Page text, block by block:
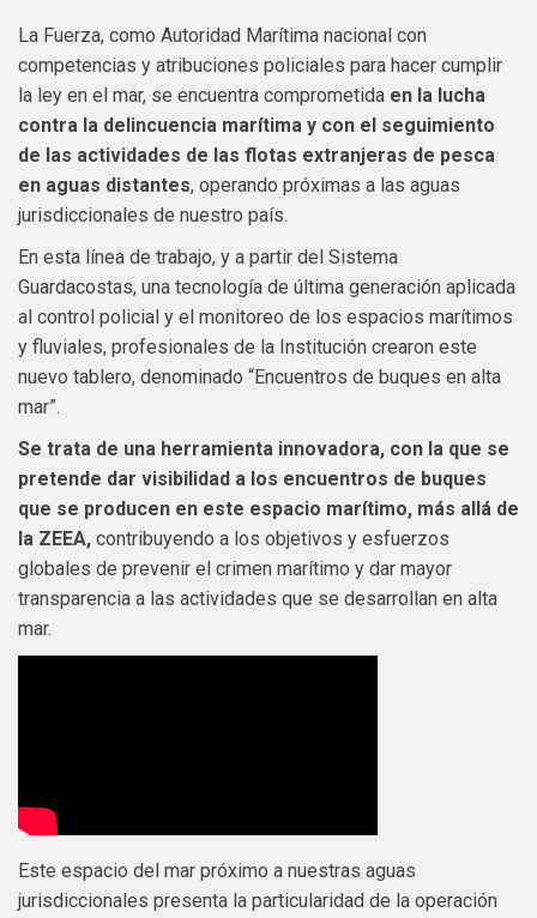
La Fuerza, como Autoridad Marítima nacional con
competencias y atribuciones policiales para hacer cumplir
la ley en el mar, se encuentra comprometida en la lucha
contra la delincuencia marítima y con el seguimiento
de las actividades de las flotas extranjeras de pesca
en aguas distantes, operando próximas a las aguas
jurisdiccionales de nuestro país.
En esta línea de trabajo, y a partir del Sistema
Guardacostas, una tecnología de última generación aplicada
al control policial y el monitoreo de los espacios marítimos
y fluviales, profesionales de la Institución crearon este
nuevo tablero, denominado “Encuentros de buques en alta
mar”.
Se trata de una herramienta innovadora, con la que se
pretende dar visibilidad a los encuentros de buques
que se producen en este espacio marítimo, más allá de
la ZEEA, contribuyendo a los objetivos y esfuerzos
globales de prevenir el crimen marítimo y dar mayor
transparencia a las actividades que se desarrollan en alta
mar.
Este espacio del mar próximo a nuestras aguas
jurisdiccionales presenta la particularidad de la operación